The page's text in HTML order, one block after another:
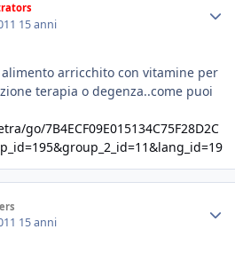
15 anni
arricchito con vitamine per
terapia o degenza..come puoi
go/7B4ECF09E015134C75F28D2C
15 anni